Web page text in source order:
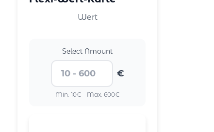
Wert
Select Amount
€
Min: 10€ - Max: 600€